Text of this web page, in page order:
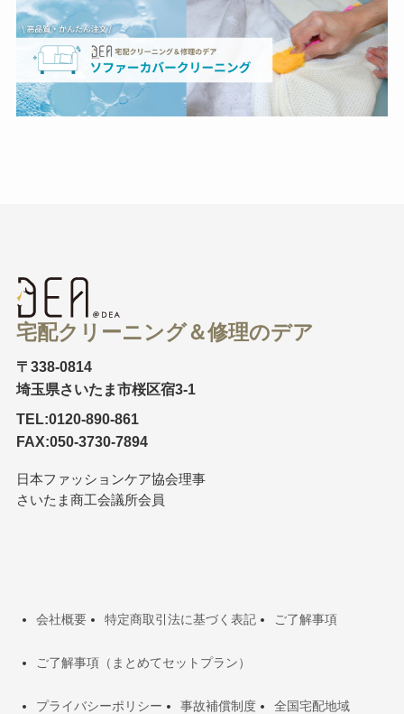
宅配クリーニング＆修理のデア
〒338-0814
埼玉県さいたま市桜区宿3-1
TEL:0120-890-861
FAX:050-3730-7894
日本ファッションケア協会理事
さいたま商工会議所会員
会社概要 特定商取引法に基づく表記 ご了解事項
ご了解事項（まとめてセットプラン）
プライバシーポリシー 事故補償制度 全国宅配地域